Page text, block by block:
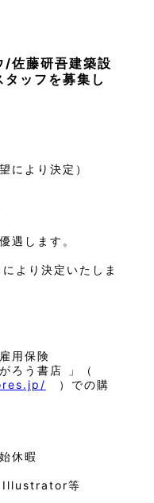
佐藤研吾建築設
ッフを募集し
により決定）
遇します。
より決定いたしま
用保険
がろう書店 」（
）での購
休暇
Illustrator等